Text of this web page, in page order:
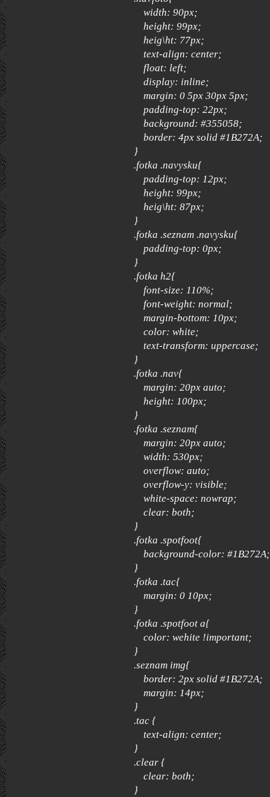
width: 90px;
height: 99px;
heig\ht: 77px;
text-align: center;
float: left;
display: inline;
margin: 0 5px 30px 5px;
padding-top: 22px;
background: #355058;
border: 4px solid #1B272A;
}
.fotka .navysku{
padding-top: 12px;
height: 99px;
heig\ht: 87px;
}
.fotka .seznam .navysku{
padding-top: 0px;
}
.fotka h2{
font-size: 110%;
font-weight: normal;
margin-bottom: 10px;
color: white;
text-transform: uppercase;
}
.fotka .nav{
margin: 20px auto;
height: 100px;
}
.fotka .seznam{
margin: 20px auto;
width: 530px;
overflow: auto;
overflow-y: visible;
white-space: nowrap;
clear: both;
}
.fotka .spotfoot{
background-color: #1B272A;
}
.fotka .tac{
margin: 0 10px;
}
.fotka .spotfoot a{
color: wehite !important;
}
.seznam img{
border: 2px solid #1B272A;
margin: 14px;
}
.tac {
text-align: center;
}
.clear {
clear: both;
}